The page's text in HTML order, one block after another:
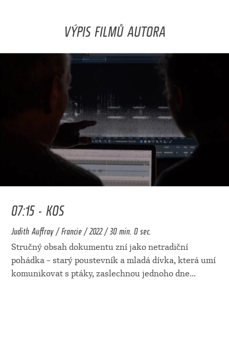
VÝPIS FILMŮ AUTORA
07:15 - KOS
Judith Auffray / Francie / 2022 / 30 min. 0 sec.
Stručný obsah dokumentu zní jako netradiční
pohádka – starý poustevník a mladá dívka, která umí
komunikovat s ptáky, zaslechnou jednoho dne...